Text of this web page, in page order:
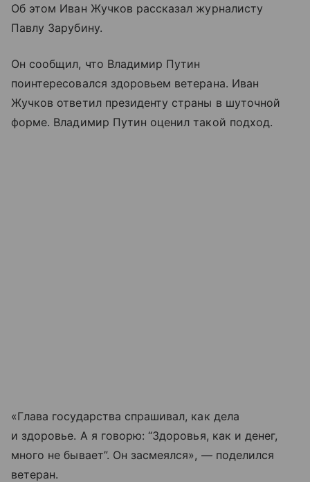
Об этом Иван Жучков рассказал журналисту
Павлу Зарубину.
Он сообщил, что Владимир Путин
поинтересовался здоровьем ветерана. Иван
Жучков ответил президенту страны в шуточной
форме. Владимир Путин оценил такой подход.
«Глава государства спрашивал, как дела
и здоровье. А я говорю: “Здоровья, как и денег,
много не бывает”. Он засмеялся», — поделился
ветеран.